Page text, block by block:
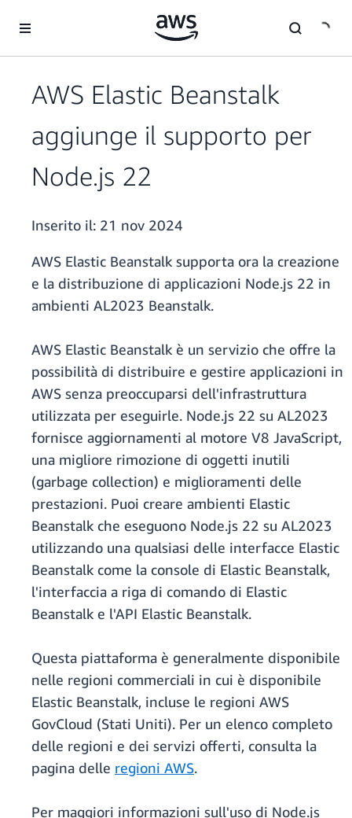
AWS Elastic Beanstalk
aggiunge il supporto per
Node.js 22
Inserito il: 21 nov 2024
AWS Elastic Beanstalk supporta ora la creazione
e la distribuzione di applicazioni Node.js 22 in
ambienti AL2023 Beanstalk.
AWS Elastic Beanstalk è un servizio che offre la
possibilità di distribuire e gestire applicazioni in
AWS senza preoccuparsi dell'infrastruttura
utilizzata per eseguirle. Node.js 22 su AL2023
fornisce aggiornamenti al motore V8 JavaScript,
una migliore rimozione di oggetti inutili
(garbage collection) e miglioramenti delle
prestazioni. Puoi creare ambienti Elastic
Beanstalk che eseguono Node.js 22 su AL2023
utilizzando una qualsiasi delle interfacce Elastic
Beanstalk come la console di Elastic Beanstalk,
l'interfaccia a riga di comando di Elastic
Beanstalk e l'API Elastic Beanstalk.
Questa piattaforma è generalmente disponibile
nelle regioni commerciali in cui è disponibile
Elastic Beanstalk, incluse le regioni AWS
GovCloud (Stati Uniti). Per un elenco completo
delle regioni e dei servizi offerti, consulta la
pagina delle regioni AWS.
Per maggiori informazioni sull'uso di Node.js